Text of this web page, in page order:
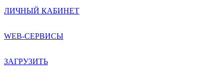
ЛИЧНЫЙ КАБИНЕТ
WEB-СЕРВИСЫ
ЗАГРУЗИТЬ